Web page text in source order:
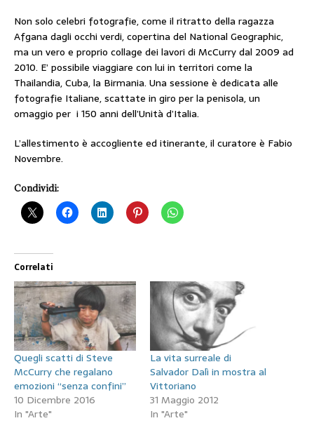
Non solo celebri fotografie, come il ritratto della ragazza
Afgana dagli occhi verdi, copertina del National Geographic,
ma un vero e proprio collage dei lavori di McCurry dal 2009 ad
2010. E’ possibile viaggiare con lui in territori come la
Thailandia, Cuba, la Birmania. Una sessione è dedicata alle
fotografie Italiane, scattate in giro per la penisola, un
omaggio per i 150 anni dell’Unità d’Italia.
L’allestimento è accogliente ed itinerante, il curatore è Fabio
Novembre.
Condividi:
Correlati
Quegli scatti di Steve
McCurry che regalano
emozioni “senza confini”
10 Dicembre 2016
In "Arte"
La vita surreale di
Salvador Dalì in mostra al
Vittoriano
31 Maggio 2012
In "Arte"